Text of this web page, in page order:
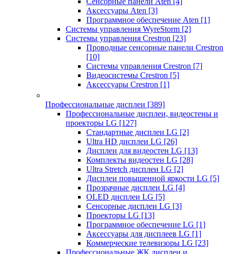
Аксессуары Aten [3]
Программное обеспечение Aten [1]
Системы управления WyreStorm [2]
Системы управления Crestron [23]
Проводные сенсорные панели Crestron
[10]
Системы управления Crestron [7]
Видеосистемы Crestron [5]
Аксессуары Crestron [1]
Профессиональные дисплеи [389]
Профессиональные дисплеи, видеостены и
проекторы LG [127]
Стандартные дисплеи LG [2]
Ultra HD дисплеи LG [26]
Дисплеи для видеостен LG [13]
Комплекты видеостен LG [28]
Ultra Stretch дисплеи LG [2]
Дисплеи повышенной яркости LG [5]
Прозрачные дисплеи LG [4]
OLED дисплеи LG [5]
Сенсорные дисплеи LG [3]
Проекторы LG [13]
Программное обеспечение LG [1]
Аксессуары для дисплеев LG [1]
Коммерческие телевизоры LG [23]
Профессиональные ЖК дисплеи и